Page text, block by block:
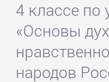
4 классе по
«Основы
народов